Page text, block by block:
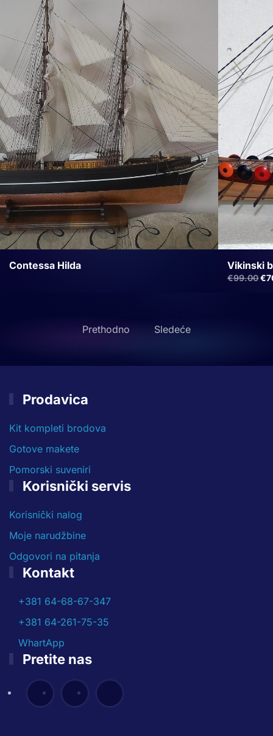
Contessa Hilda Vikinski
€99.00€
Prethodno Sledeće
Prodavica
Kit kompleti brodova
Gotove makete
Pomorski suveniri
Korisnički servis
Korisnički nalog
Moje narudžbine
Odgovori na pitanja
Kontakt
+381 64-68-67-347
+381 64-261-75-35
WhartApp
Pretite nas